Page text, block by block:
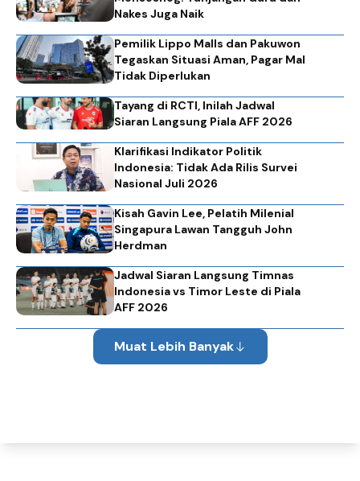
Nakes Juga Naik
Pemilik Lippo Malls dan Pakuwon
Tegaskan Situasi Aman, Pagar Mal
Tidak Diperlukan
Tayang di RCTI, Inilah Jadwal
Siaran Langsung Piala AFF 2026
Klarifikasi Indikator Politik
Indonesia: Tidak Ada Rilis Survei
Nasional Juli 2026
Kisah Gavin Lee, Pelatih Milenial
Singapura Lawan Tangguh John
Herdman
Jadwal Siaran Langsung Timnas
Indonesia vs Timor Leste di Piala
AFF 2026
Muat Lebih Banyak